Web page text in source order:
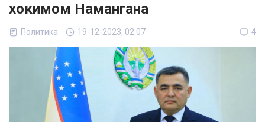
хокимом Намангана
Политика 19-12-2023, 02:07 4